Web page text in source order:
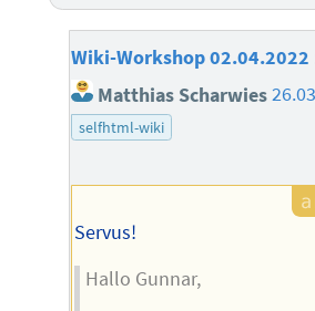
Wiki-Workshop 02.04.2022
Matthias Scharwies
selfhtml-wiki
Servus!
Hallo Gunnar,